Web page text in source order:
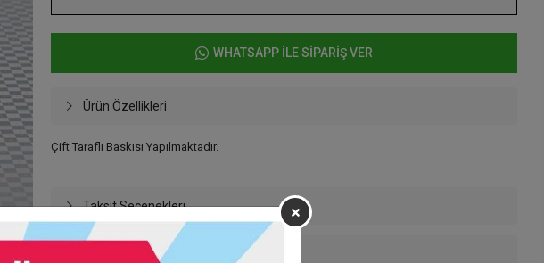
WHATSAPP İLE SİPARİŞ VER
Ürün Özellikleri
Çift Taraflı Baskısı Yapılmaktadır.
Taksit Seçenekleri
Garanti Ve Teslimat